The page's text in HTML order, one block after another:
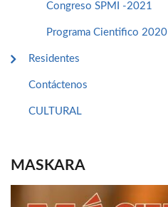
Congreso SPMI -2021
Programa Cientifico 2020
Residentes
Contáctenos
CULTURAL
MASKARA